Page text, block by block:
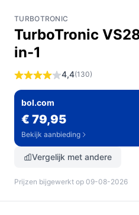
TURBOTRONIC
TurboTronic
in-1
4,4(130)
bol.com
€ 79,95
Bekijk aanbieding
Vergelijk met andere
Prijzen bijgewerkt op 09-08-2026